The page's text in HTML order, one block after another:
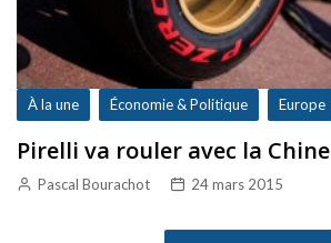
À la une Économie & Politique Europe
Pirelli va rouler avec la Chine
Pascal Bourachot 24 mars 2015